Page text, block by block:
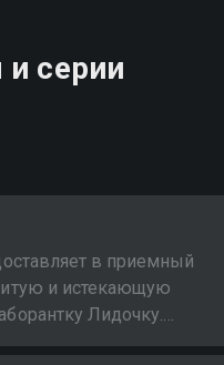
серии
в приемный
и истекающую
Лидочку.
помогает - девушка